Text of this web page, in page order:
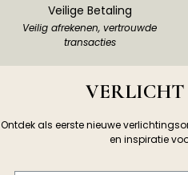
Veilige Betaling
Veilig afrekenen, vertrouwde
transacties
VERLICHT
Ontdek als eerste nieuwe
en inspiratie